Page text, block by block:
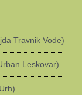
Travnik Vode)
Leskovar)